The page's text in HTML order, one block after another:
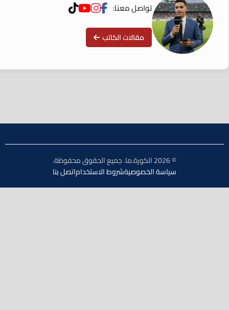
تواصل معنا:
مقالات الكاتب
سياسة الخصوصيةشروط الاستخداماتصل بنا